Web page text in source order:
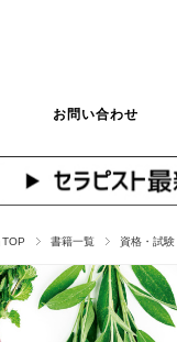
お問い合わせ
TOP 書籍一覧 資格・試験